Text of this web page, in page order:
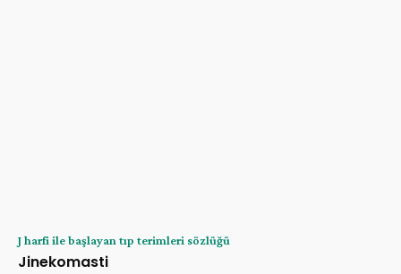
J harfi ile başlayan tıp terimleri sözlüğü
Jinekomasti